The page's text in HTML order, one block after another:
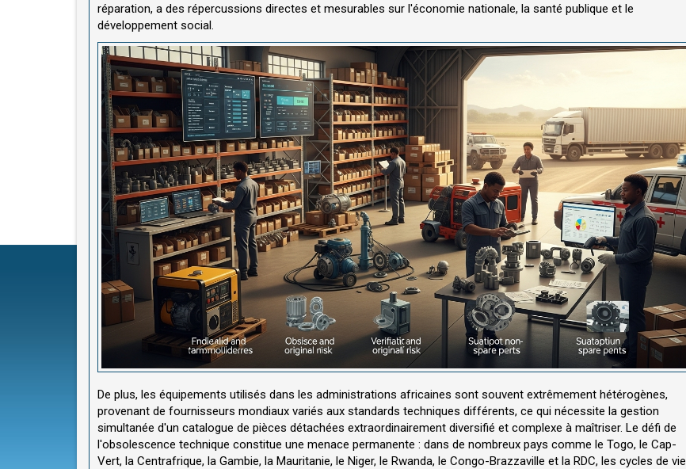
réparation, a des répercussions directes et mesurables sur l'économie nationale, la santé publique et le
développement social.
De plus, les équipements utilisés dans les administrations africaines sont souvent extrêmement hétérogènes,
provenant de fournisseurs mondiaux variés aux standards techniques différents, ce qui nécessite la gestion
simultanée d'un catalogue de pièces détachées extraordinairement diversifié et complexe à maîtriser. Le défi de
l'obsolescence technique constitue une menace permanente : dans de nombreux pays comme le Togo, le Cap-
Vert, la Centrafrique, la Gambie, la Mauritanie, le Niger, le Rwanda, le Congo-Brazzaville et la RDC, les cycles de vie